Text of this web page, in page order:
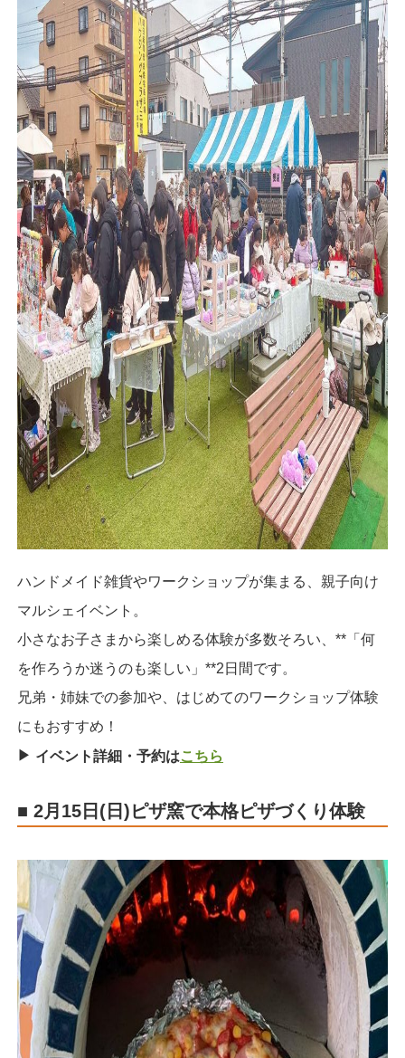
ハンドメイド雑貨やワークショップが集まる、親子向け
マルシェイベント。
小さなお子さまから楽しめる体験が多数そろい、**「何
を作ろうか迷うのも楽しい」**2日間です。
兄弟・姉妹での参加や、はじめてのワークショップ体験
にもおすすめ！
▶︎ イベント詳細・予約はこちら
■ 2月15日(日)ピザ窯で本格ピザづくり体験